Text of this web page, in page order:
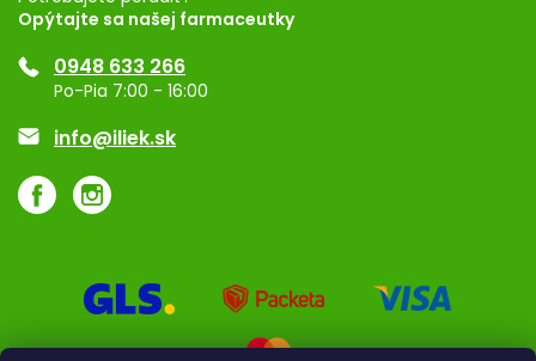
Ponuka pre firmy
Značky
Opýtajte sa našej farmaceutky
0948 633 266
Po-Pia 7:00 - 16:00
info@iliek.sk